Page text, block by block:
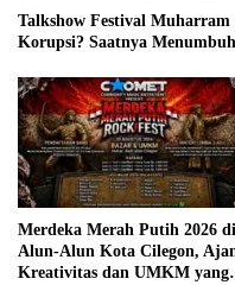
Talkshow Festival
Korupsi? Saatnya
Merdeka Merah Putih 2026 di
Alun-Alun Kota Cilegon,
Kreativitas dan UMKM yang